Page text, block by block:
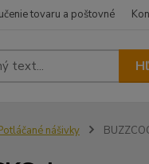
tovaru a poštovné
nášivky